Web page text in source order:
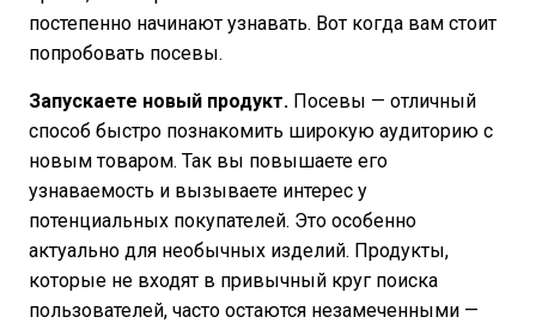
постепенно начинают узнавать. Вот когда вам стоит
попробовать посевы.
Запускаете новый продукт. Посевы — отличный
способ быстро познакомить широкую аудиторию с
новым товаром. Так вы повышаете его
узнаваемость и вызываете интерес у
потенциальных покупателей. Это особенно
актуально для необычных изделий. Продукты,
которые не входят в привычный круг поиска
пользователей, часто остаются незамеченными —